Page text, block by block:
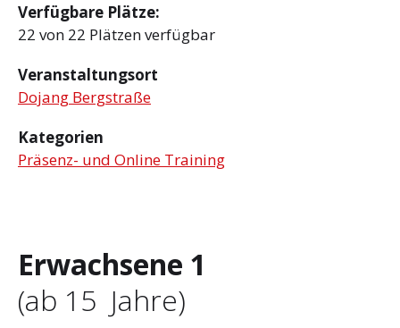
Verfügbare Plätze:
22 von 22 Plätzen verfügbar
Veranstaltungsort
Dojang Bergstraße
Kategorien
Präsenz- und Online Training
Erwachsene 1
(ab 15 Jahre)